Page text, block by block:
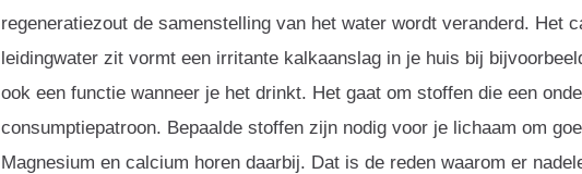
regeneratiezout de samenstelling van het water wordt veranderd. Het
leidingwater zit vormt een irritante kalkaanslag in je huis bij
ook een functie wanneer je het drinkt. Het gaat om stoffen die een
consumptiepatroon. Bepaalde stoffen zijn nodig voor je lichaam om
Magnesium en calcium horen daarbij. Dat is de reden waarom er